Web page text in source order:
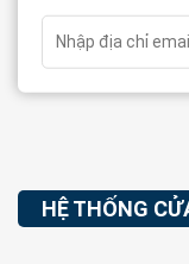
HỆ THỐNG